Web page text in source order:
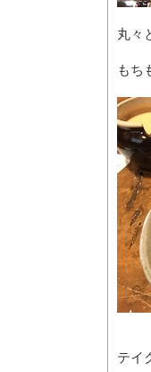
丸々
もち
テイ